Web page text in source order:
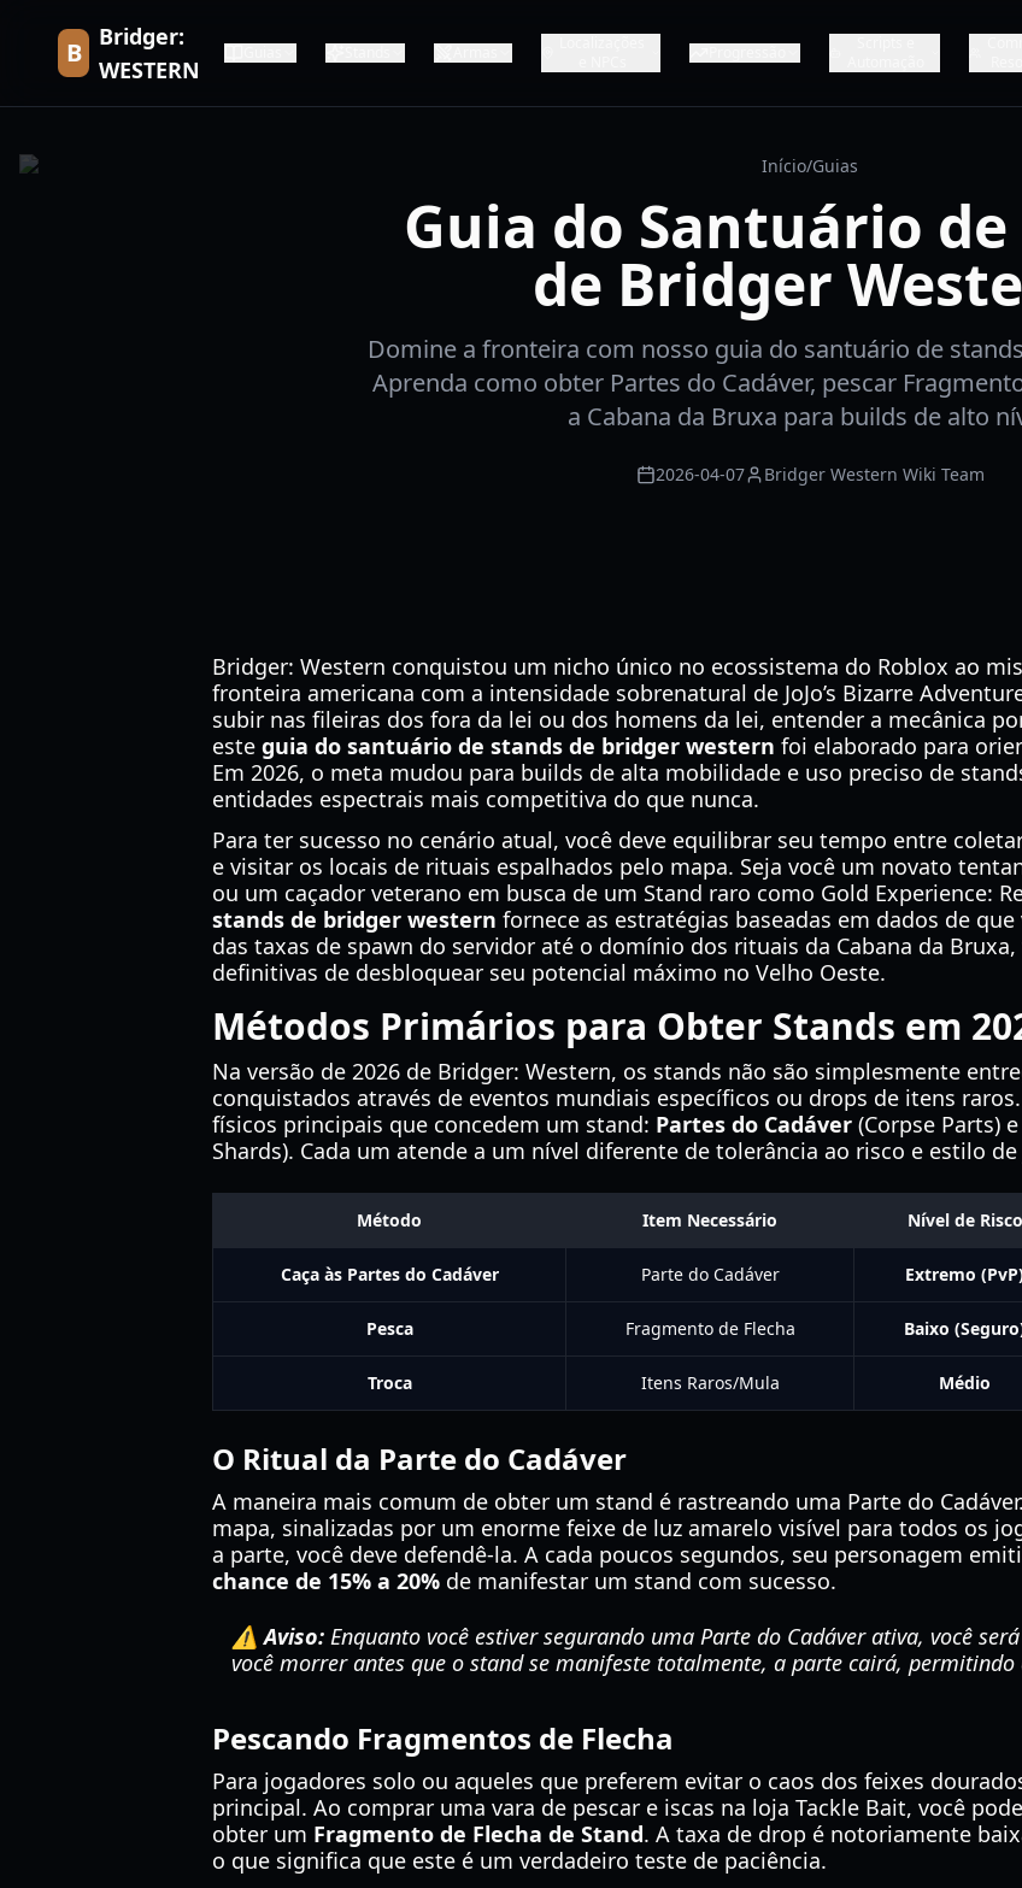
B
Bridger:
WESTERN
Início/Guias
Guia do Santuário de
de Bridger
Domine a fronteira com nosso guia do santuário de
Aprenda como obter Partes do Cadáver, pescar
a Cabana da Bruxa para builds de alto
2026-04-07 Bridger Western Wiki Team
Bridger: Western conquistou um nicho único no ecossistema do Roblox ao
fronteira americana com a intensidade sobrenatural de JoJo’s Bizarre
subir nas fileiras dos fora da lei ou dos homens da lei, entender a mecânica
este guia do santuário de stands de bridger western foi elaborado para
Em 2026, o meta mudou para builds de alta mobilidade e uso preciso de
entidades espectrais mais competitiva do que nunca.
Para ter sucesso no cenário atual, você deve equilibrar seu tempo entre
e visitar os locais de rituais espalhados pelo mapa. Seja você um novato
ou um caçador veterano em busca de um Stand raro como Gold Experience:
stands de bridger western fornece as estratégias baseadas em dados de
das taxas de spawn do servidor até o domínio dos rituais da Cabana da
definitivas de desbloquear seu potencial máximo no Velho Oeste.
Métodos Primários para Obter Stands em
Na versão de 2026 de Bridger: Western, os stands não são simplesmente
conquistados através de eventos mundiais específicos ou drops de itens
físicos principais que concedem um stand: Partes do Cadáver (Corpse Parts) e
Shards). Cada um atende a um nível diferente de tolerância ao risco e estilo
Método Item Necessário Nível de Risco
Caça às Partes do Cadáver Parte do Cadáver Extremo
Pesca Fragmento de Flecha Baixo
Troca Itens Raros/Mula Médio
O Ritual da Parte do Cadáver
A maneira mais comum de obter um stand é rastreando uma Parte do
mapa, sinalizadas por um enorme feixe de luz amarelo visível para todos os
a parte, você deve defendê-la. A cada poucos segundos, seu personagem
chance de 15% a 20% de manifestar um stand com sucesso.
⚠️ Aviso: Enquanto você estiver segurando uma Parte do Cadáver ativa, você
você morrer antes que o stand se manifeste totalmente, a parte cairá, permitindo
Pescando Fragmentos de Flecha
Para jogadores solo ou aqueles que preferem evitar o caos dos feixes
principal. Ao comprar uma vara de pescar e iscas na loja Tackle Bait, você
obter um Fragmento de Flecha de Stand. A taxa de drop é notoriamente
o que significa que este é um verdadeiro teste de paciência.